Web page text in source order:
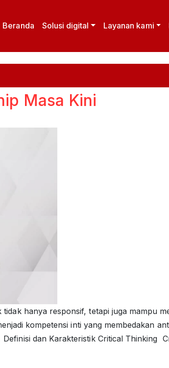
Beranda Solusi digital Layanan kami
Masa Kini
hanya responsif, tetapi juga mampu
kompetensi inti yang membedakan
dan Karakteristik Critical Thinking